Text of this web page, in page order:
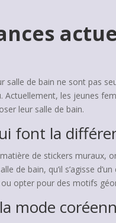
salle de bain ne sont pas
Actuellement, les jeunes
leur salle de bain.
font la
de stickers muraux,
de bain, qu’il s’agisse
opter pour des motifs
mode